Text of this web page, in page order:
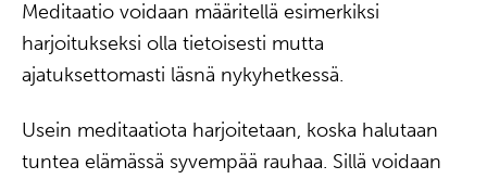
Meditaatio voidaan määritellä esimerkiksi
harjoitukseksi olla tietoisesti mutta
ajatuksettomasti läsnä nykyhetkessä.
Usein meditaatiota harjoitetaan, koska halutaan
tuntea elämässä syvempää rauhaa. Sillä voidaan